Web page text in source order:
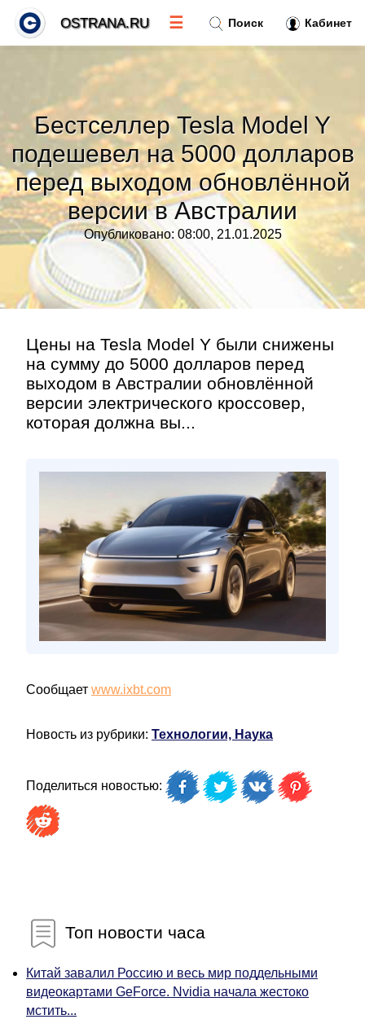
Бестселлер Tesla Model Y
подешевел на 5000 долларов
перед выходом обновлённой
версии в Австралии
Опубликовано: 08:00, 21.01.2025
Цены на Tesla Model Y были снижены
на сумму до 5000 долларов перед
выходом в Австралии обновлённой
версии электрического кроссовер,
которая должна вы...
Сообщает www.ixbt.com
Новость из рубрики: Технологии, Наука
Поделиться новостью:
Топ новости часа
Китай завалил Россию и весь мир поддельными
видеокартами GeForce. Nvidia начала жестоко
мстить...
Поиск Кабинет
OSTRANA.RU ☰
Тренды новостей»
Рубрики»
Правила»
Контакт»